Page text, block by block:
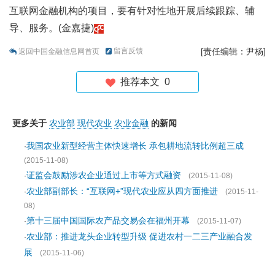
互联网金融机构的项目，要有针对性地开展后续跟踪、辅
导、服务。(金嘉捷)
返回中国金融信息网首页 留言反馈 [责任编辑：尹杨]
推荐本文 0
更多关于 农业部 现代农业 农业金融 的新闻
·我国农业新型经营主体快速增长 承包耕地流转比例超三成
(2015-11-08)
·证监会鼓励涉农企业通过上市等方式融资
(2015-11-08)
·农业部副部长：“互联网+”现代农业应从四方面推进
(2015-11-
08)
·第十三届中国国际农产品交易会在福州开幕
(2015-11-07)
·农业部：推进龙头企业转型升级 促进农村一二三产业融合发
展
(2015-11-06)